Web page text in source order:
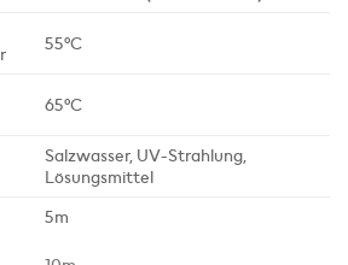
55°C
65°C
Salzwasser, UV-Strahlung,
Lösungsmittel
5m